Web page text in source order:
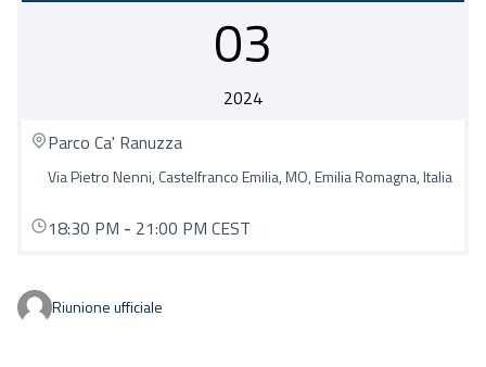
03
2024
Parco Ca' Ranuzza
Via Pietro Nenni, Castelfranco Emilia, MO, Emilia Romagna, Italia
18:30 PM - 21:00 PM CEST
Riunione ufficiale